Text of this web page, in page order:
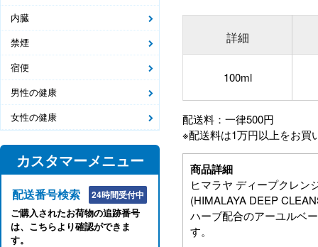
内臓
禁煙
宿便
男性の健康
女性の健康
カスタマーメニュー
配送番号検索 24時間受付中
ご購入されたお荷物の追跡番号
は、こちらより確認ができま
す。
詳細
100ml
配送料：一律500円
※配送料は1万円以上をお買
商品詳細
ヒマラヤ ディープクレン
(HIMALAYA DEEP
ハーブ配合のアーユルベ
す。